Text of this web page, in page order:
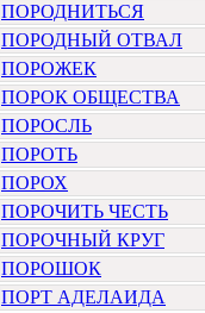
ПОРОДНИТЬСЯ
ПОРОДНЫЙ ОТВАЛ
ПОРОЖЕК
ПОРОК ОБЩЕСТВА
ПОРОСЛЬ
ПОРОТЬ
ПОРОХ
ПОРОЧИТЬ ЧЕСТЬ
ПОРОЧНЫЙ КРУГ
ПОРОШОК
ПОРТ АДЕЛАИДА